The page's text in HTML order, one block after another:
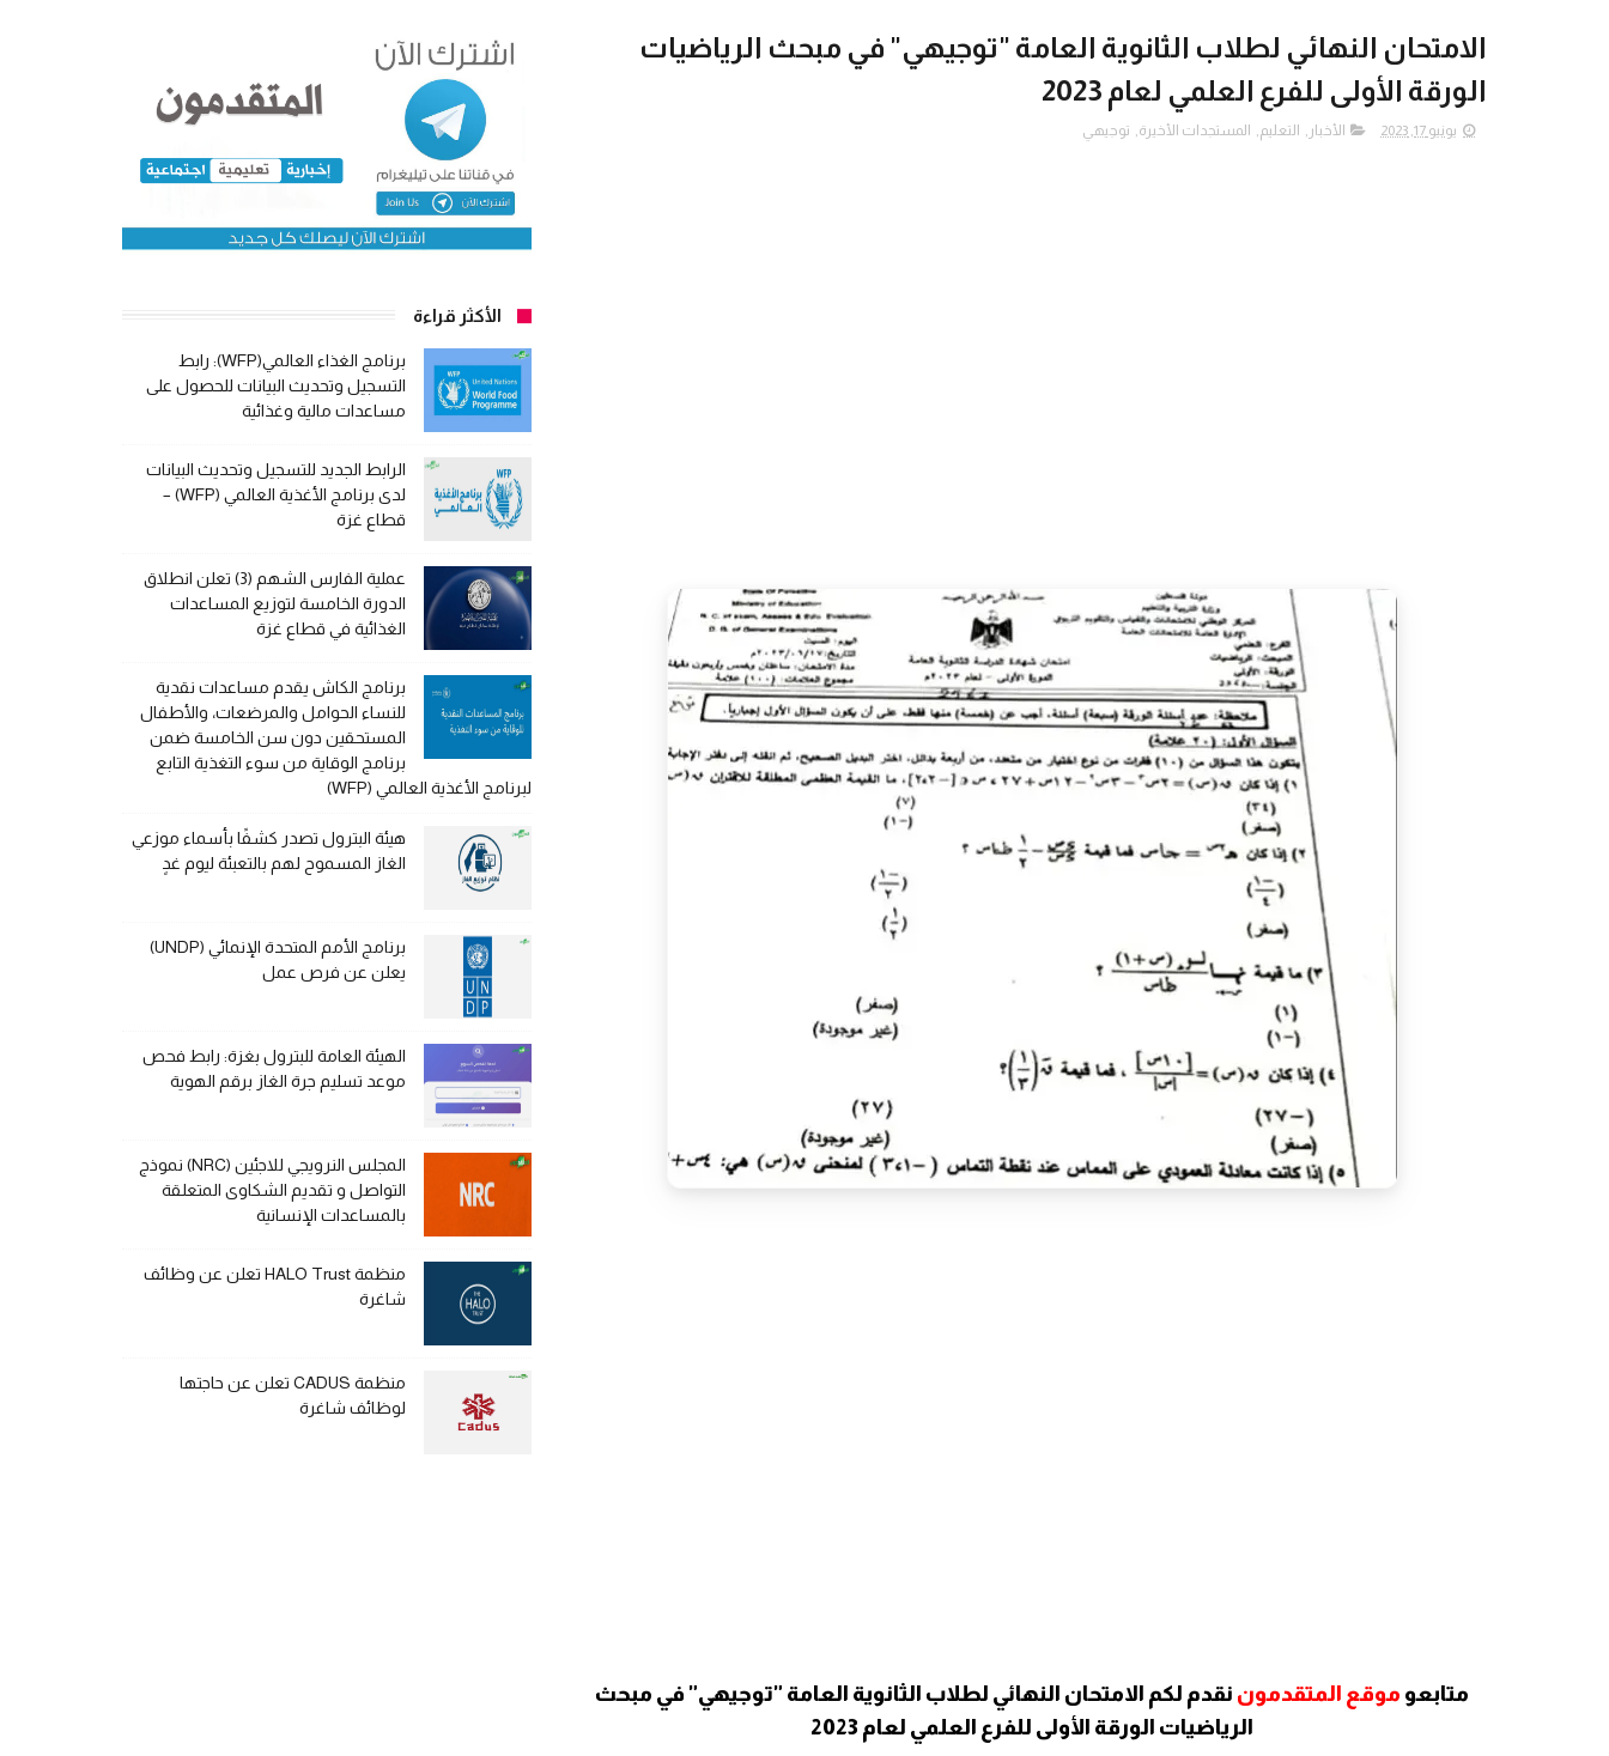
الامتحان النهائي لطلاب الثانوية العامة "توجيهي" في مبحث الرياضيات
الورقة الأولى للفرع العلمي لعام 2023
يونيو 17, 2023 الأخبار , التعليم, المستجدات الأخيرة, توجيهي
متابعو موقع المتقدمون نقدم لكم الامتحان النهائي لطلاب الثانوية العامة "توجيهي" في مبحث
الرياضيات الورقة الأولى للفرع العلمي لعام 2023
الأكثر قراءة
برنامج الغذاء العالمي(WFP): رابط
التسجيل وتحديث البيانات للحصول على
مساعدات مالية وغذائية
الرابط الجديد للتسجيل وتحديث البيانات
لدى برنامج الأغذية العالمي (WFP) –
قطاع غزة
عملية الفارس الشهم (3) تعلن انطلاق
الدورة الخامسة لتوزيع المساعدات
الغذائية في قطاع غزة
برنامج الكاش يقدم مساعدات نقدية
للنساء الحوامل والمرضعات، والأطفال
المستحقين دون سن الخامسة ضمن
برنامج الوقاية من سوء التغذية التابع
لبرنامج الأغذية العالمي (WFP)
هيئة البترول تصدر كشفًا بأسماء موزعي
الغاز المسموح لهم بالتعبئة ليوم غدٍ
برنامج الأمم المتحدة الإنمائي (UNDP)
يعلن عن فرص عمل
الهيئة العامة للبترول بغزة: رابط فحص
موعد تسليم جرة الغاز برقم الهوية
المجلس النرويجي للاجئين (NRC) نموذج
التواصل و تقديم الشكاوى المتعلقة
بالمساعدات الإنسانية
منظمة HALO Trust تعلن عن وظائف
شاغرة
منظمة CADUS تعلن عن حاجتها
لوظائف شاغرة